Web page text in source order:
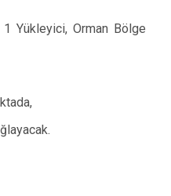
Yükleyici, Orman Bölge